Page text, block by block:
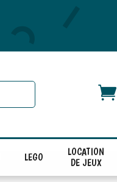

LEGO
LOCATION
DE JEUX